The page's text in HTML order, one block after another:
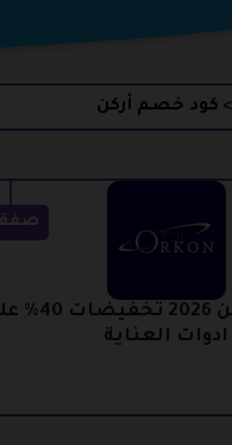
> كود خصم أركن
كود خصم أركن 2026
ادوات العناية